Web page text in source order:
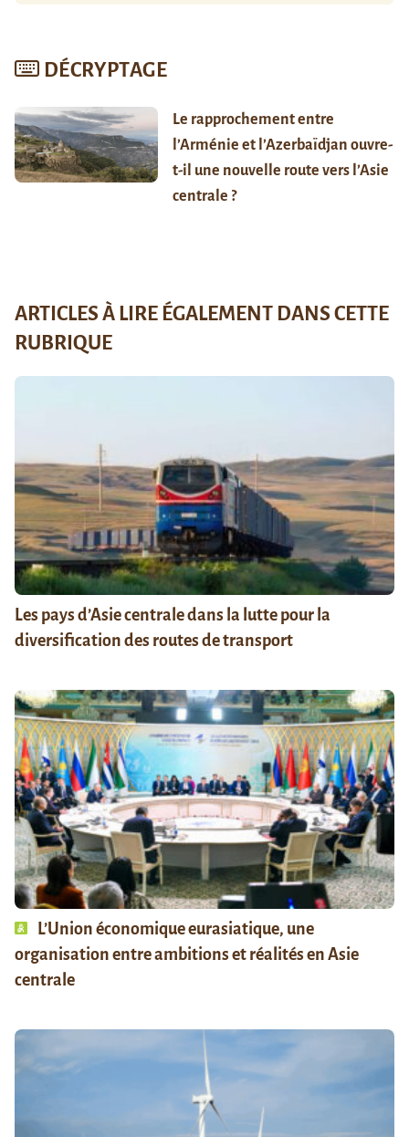
DÉCRYPTAGE
Le rapprochement entre
l’Arménie et l’Azerbaïdjan ouvre-
t-il une nouvelle route vers l’Asie
centrale ?
ARTICLES À LIRE ÉGALEMENT DANS CETTE
RUBRIQUE
Les pays d’Asie centrale dans la lutte pour la
diversification des routes de transport
L’Union économique eurasiatique, une
organisation entre ambitions et réalités en Asie
centrale